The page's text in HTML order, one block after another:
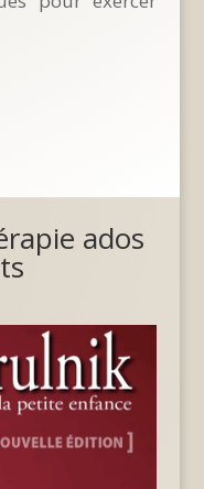
ados